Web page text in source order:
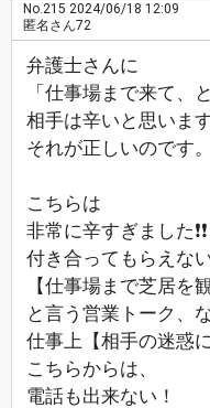
No.215 2024/06/18 12:09
匿名さん72
弁護士さんに
「仕事場まで来て、
相手は辛いと思いま
それが正しいのです。
こちらは
非常に辛すぎました❗❗
付き合ってもらえない
【仕事場まで芝居を
と言う営業トーク、
仕事上【相手の迷惑
こちらからは、
電話も出来ない！